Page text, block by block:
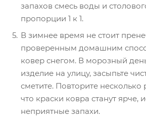
запахов смесь воды и
пропорции 1 к 1.
В зимнее время не стоит
проверенным домашним
ковер снегом. В морозный
изделие на улицу, засыпьте
сметите. Повторите несколько
что краски ковра станут ярче,
неприятные запахи.